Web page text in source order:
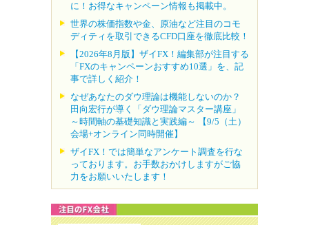
に！お得なキャンペーン情報も掲載中。
世界の株価指数や金、原油など注目のコモ
ディティを取引できるCFD口座を徹底比較！
【2026年8月版】ザイFX！編集部が注目する
「FXのキャンペーンおすすめ10選」を、記
事で詳しく紹介！
なぜあなたのダウ理論は機能しないのか？
田向宏行が導く「ダウ理論マスター講座」
～時間軸の基礎知識と実践編～ 【9/5（土）
会場+オンライン同時開催】
ザイFX！では簡単なアンケート調査を行な
っております。お手数おかけしますがご協
力をお願いいたします！